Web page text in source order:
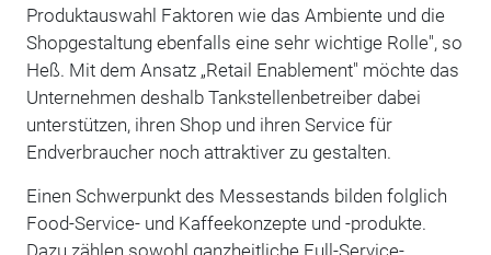
Produktauswahl Faktoren wie das Ambiente und die
Shopgestaltung ebenfalls eine sehr wichtige Rolle", so
Heß. Mit dem Ansatz „Retail Enablement" möchte das
Unternehmen deshalb Tankstellenbetreiber dabei
unterstützen, ihren Shop und ihren Service für
Endverbraucher noch attraktiver zu gestalten.
Einen Schwerpunkt des Messestands bilden folglich
Food-Service- und Kaffeekonzepte und -produkte.
Dazu zählen sowohl ganzheitliche Full-Service-